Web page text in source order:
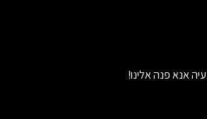
אנא פנה אלינו!